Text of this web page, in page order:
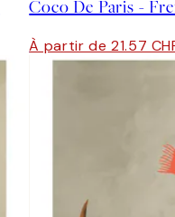
Coco De Paris -
À partir de 21.57